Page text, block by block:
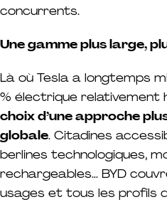
concurrents.
Une gamme plus large,
Là où Tesla a longtemps
% électrique relativement
choix d’une approche
globale. Citadines
berlines technologiques,
rechargeables… BYD
usages et tous les profils